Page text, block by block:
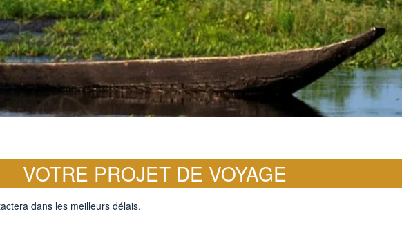
VOTRE PROJET DE VOYAGE
dans les meilleurs délais.